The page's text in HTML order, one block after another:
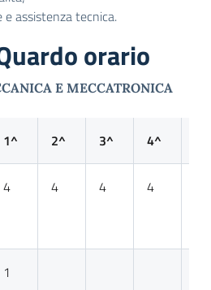
e assistenza tecnica.
orario
E MECCATRONICA
1^ 2^ 3^ 4^
4 4 4 4
1